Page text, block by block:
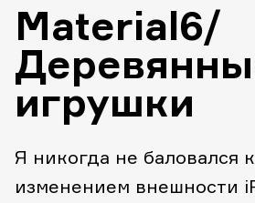
Material6/
игрушки
Я никогда не баловался
изменением внешности